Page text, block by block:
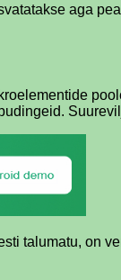
aga
talumatu, on